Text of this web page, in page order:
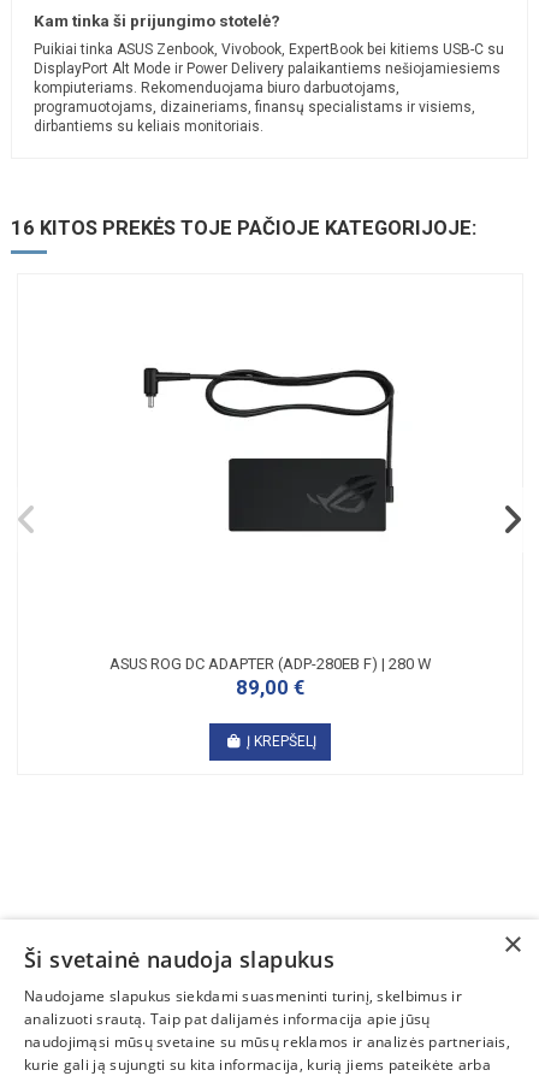
Kam tinka ši prijungimo stotelė?
Puikiai tinka ASUS Zenbook, Vivobook, ExpertBook bei kitiems USB-C su
DisplayPort Alt Mode ir Power Delivery palaikantiems nešiojamiesiems
kompiuteriams. Rekomenduojama biuro darbuotojams,
programuotojams, dizaineriams, finansų specialistams ir visiems,
dirbantiems su keliais monitoriais.
16 KITOS PREKĖS TOJE PAČIOJE KATEGORIJOJE:
ASUS ROG DC ADAPTER (ADP-280EB F) | 280 W
89,00 €
Į KREPŠELĮ
INFORMACIJA
×
Ši svetainė naudoja slapukus
Naudojame slapukus siekdami suasmeninti turinį, skelbimus ir
analizuoti srautą. Taip pat dalijamės informacija apie jūsų
naudojimąsi mūsų svetaine su mūsų reklamos ir analizės partneriais,
kurie gali ją sujungti su kita informacija, kurią jiems pateikėte arba